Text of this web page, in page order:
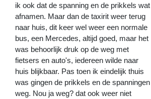
ik ook dat de spanning en de prikkels wat
afnamen. Maar dan de taxirit weer terug
naar huis, dit keer wel weer een normale
bus, een Mercedes, altijd goed, maar het
was behoorlijk druk op de weg met
fietsers en auto's, iedereen wilde naar
huis blijkbaar. Pas toen ik eindelijk thuis
was gingen de prikkels en de spanningen
weg. Nou ja weg? dat ook weer niet